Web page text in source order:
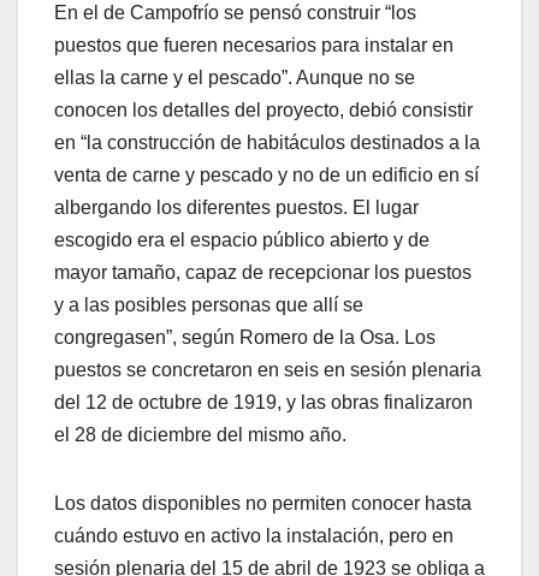
En el de Campofrío se pensó construir “los
puestos que fueren necesarios para instalar en
ellas la carne y el pescado”. Aunque no se
conocen los detalles del proyecto, debió consistir
en “la construcción de habitáculos destinados a la
venta de carne y pescado y no de un edificio en sí
albergando los diferentes puestos. El lugar
escogido era el espacio público abierto y de
mayor tamaño, capaz de recepcionar los puestos
y a las posibles personas que allí se
congregasen”, según Romero de la Osa. Los
puestos se concretaron en seis en sesión plenaria
del 12 de octubre de 1919, y las obras finalizaron
el 28 de diciembre del mismo año.
Los datos disponibles no permiten conocer hasta
cuándo estuvo en activo la instalación, pero en
sesión plenaria del 15 de abril de 1923 se obliga a